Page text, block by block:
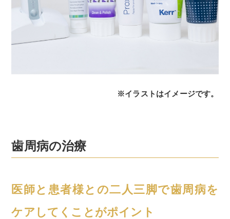
※イラストはイメージです。
歯周病の治療
医師と患者様との二人三脚で歯周病を
ケアしてくことがポイント